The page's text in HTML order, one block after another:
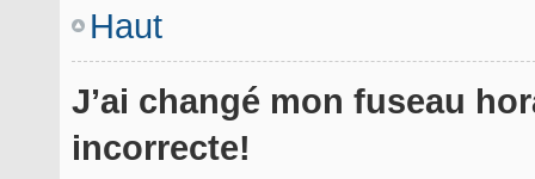
Haut
J’ai changé mon fuseau
incorrecte!